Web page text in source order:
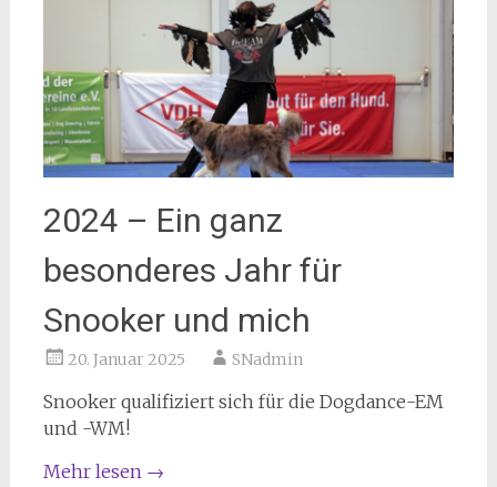
2024 – Ein ganz
besonderes Jahr für
Snooker und mich
20. Januar 2025 SNadmin
Snooker qualifiziert sich für die Dogdance-EM
und -WM!
Mehr lesen →